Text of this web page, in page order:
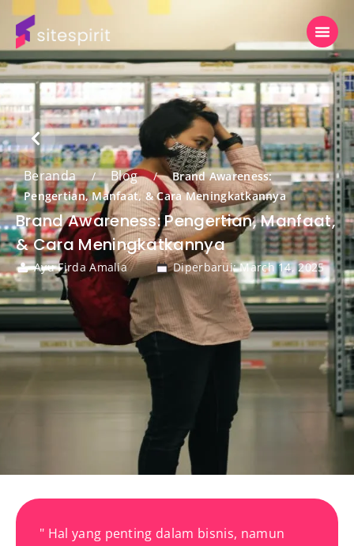
Beranda / Blog /
Brand Awareness:
Pengertian, Manfaat, & Cara Meningkatkannya
Brand Awareness: Pengertian, Manfaat,
& Cara Meningkatkannya
Ayu Firda Amalia Diperbarui: March 14, 2025
" Hal yang penting dalam bisnis, namun